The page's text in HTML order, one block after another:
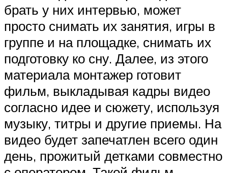
брать у них интервью, может
просто снимать их занятия, игры в
группе и на площадке, снимать их
подготовку ко сну. Далее, из этого
материала монтажер готовит
фильм, выкладывая кадры видео
согласно идее и сюжету, используя
музыку, титры и другие приемы. На
видео будет запечатлен всего один
день, прожитый детками совместно